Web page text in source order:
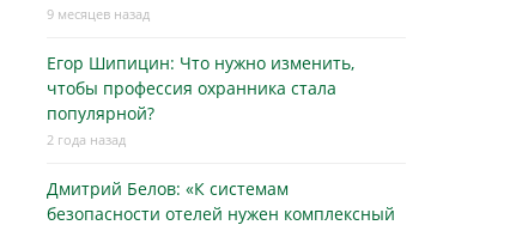
9 месяцев назад
Егор Шипицин: Что нужно изменить,
чтобы профессия охранника стала
популярной?
2 года назад
Дмитрий Белов: «К системам
безопасности отелей нужен комплексный